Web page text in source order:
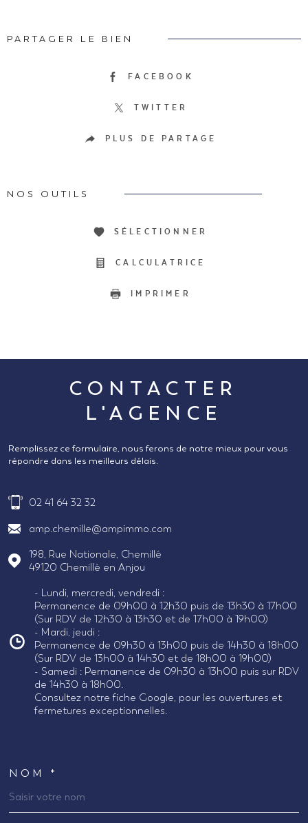
PARTAGER LE BIEN
FACEBOOK
TWITTER
PLUS DE PARTAGE
NOS OUTILS
SÉLECTIONNER
CALCULATRICE
IMPRIMER
CONTACTER
L'AGENCE
Remplissez ce formulaire, nous ferons de notre mieux pour vous
répondre dans les meilleurs délais.
02 41 64 32 32
amp.chemille@ampimmo.com
198, Rue Nationale, Chemillé
49120
Chemillé en Anjou
- Lundi, mercredi, vendredi :
Permanence de 09h00 à 12h30 puis de 13h30 à 17h00
(Sur RDV de 12h30 à 13h30 et de 17h00 à 19h00)
- Mardi, jeudi :
Permanence de 09h30 à 13h00 puis de 14h30 à 18h00
(Sur RDV de 13h00 à 14h30 et de 18h00 à 19h00)
- Samedi : Permanence de 09h30 à 13h00 puis sur RDV
de 14h30 à 18h00.
Consultez notre fiche Google, pour les ouvertures et
fermetures exceptionnelles.
TRAD_MELTEM_VOSCOORDONNEES
NOM *